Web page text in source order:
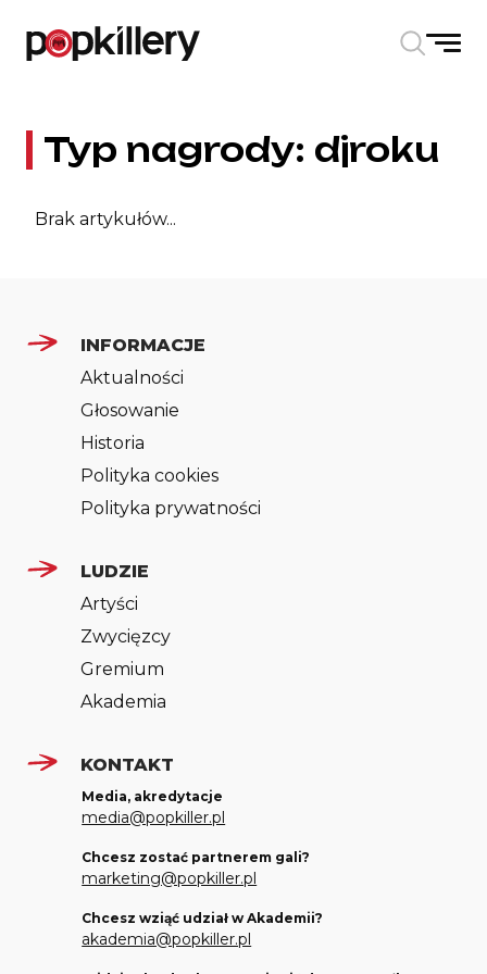
Typ nagrody: djroku
Brak artykułów...
INFORMACJE
Aktualności
Głosowanie
Historia
Polityka cookies
Polityka prywatności
LUDZIE
Artyści
Zwycięzcy
Gremium
Akademia
KONTAKT
Media, akredytacje
media@popkiller.pl
Chcesz zostać partnerem gali?
marketing@popkiller.pl
Chcesz wziąć udział w Akademii?
akademia@popkiller.pl